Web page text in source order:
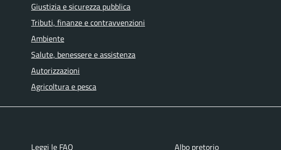
Giustizia e sicurezza pubblica
Tributi, finanze e contravvenzioni
Ambiente
Salute, benessere e assistenza
Autorizzazioni
Agricoltura e pesca
Leggi le FAQ
Albo pretorio